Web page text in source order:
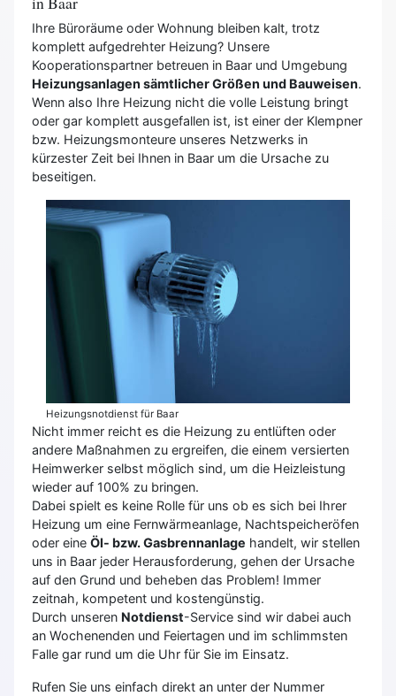
Ihre Büroräume oder Wohnung bleiben kalt, trotz
komplett aufgedrehter Heizung? Unsere
Kooperationspartner betreuen in Baar und Umgebung
Heizungsanlagen sämtlicher Größen und Bauweisen.
Wenn also Ihre Heizung nicht die volle Leistung bringt
oder gar komplett ausgefallen ist, ist einer der Klempner
bzw. Heizungsmonteure unseres Netzwerks in
kürzester Zeit bei Ihnen in Baar um die Ursache zu
beseitigen.
Heizungsnotdienst für Baar
Nicht immer reicht es die Heizung zu entlüften oder
andere Maßnahmen zu ergreifen, die einem versierten
Heimwerker selbst möglich sind, um die Heizleistung
wieder auf 100% zu bringen.
Dabei spielt es keine Rolle für uns ob es sich bei Ihrer
Heizung um eine Fernwärmeanlage, Nachtspeicheröfen
oder eine Öl- bzw. Gasbrennanlage handelt, wir stellen
uns in Baar jeder Herausforderung, gehen der Ursache
auf den Grund und beheben das Problem! Immer
zeitnah, kompetent und kostengünstig.
Durch unseren Notdienst-Service sind wir dabei auch
an Wochenenden und Feiertagen und im schlimmsten
Falle gar rund um die Uhr für Sie im Einsatz.
Rufen Sie uns einfach direkt an unter der Nummer